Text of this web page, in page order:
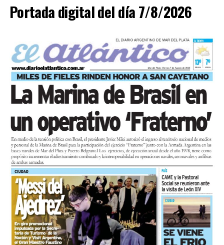
Portada digital del día 7/8/2026